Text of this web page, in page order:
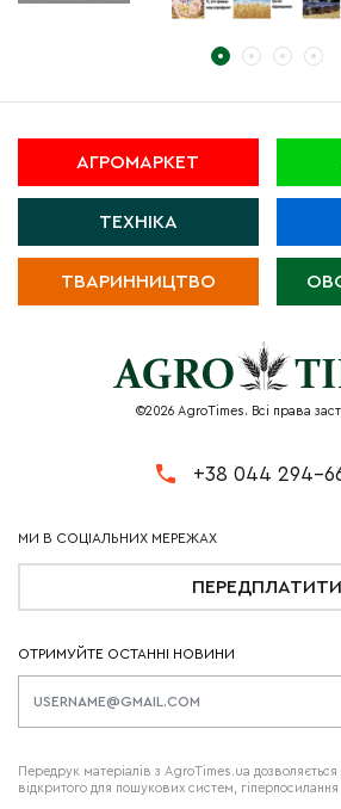
АГРОМАРКЕТ
ТЕХНІКА
ТВАРИННИЦТВО
©2026 AgroTimes. Всі права
+38 044 294-
ПЕРЕДПЛАТИТИ
ОТРИМУЙТЕ ОСТАННІ НОВИНИ
Передрук матеріалів з AgroTimes.ua
відкритого для пошукових систем,